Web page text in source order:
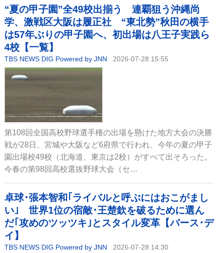
“夏の甲子園”全49校出揃う 連覇狙う沖縄尚
学、激戦区大阪は履正社 “東北勢”秋田の横手
は57年ぶりの甲子園へ、初出場は八王子実践ら
4校【一覧】
TBS NEWS DIG Powered by JNN 2026-07-28 15:55
第108回全国高校野球選手権の出場を懸けた地方大会の決勝
戦が28日、宮城や大阪など6府県で行われ、今年の夏の甲子
園出場校49校（北海道、東京は2校）がすべて出そろった。
今春の第98回高校選抜野球大会（セ…
卓球･張本智和｢ライバルと呼ぶにはおこがまし
い｣ 世界1位の宿敵･王楚欽を破るために選ん
だ｢攻めのツッツキ｣とスタイル変革【バース･デ
イ】
TBS NEWS DIG Powered by JNN 2026-07-28 14:30